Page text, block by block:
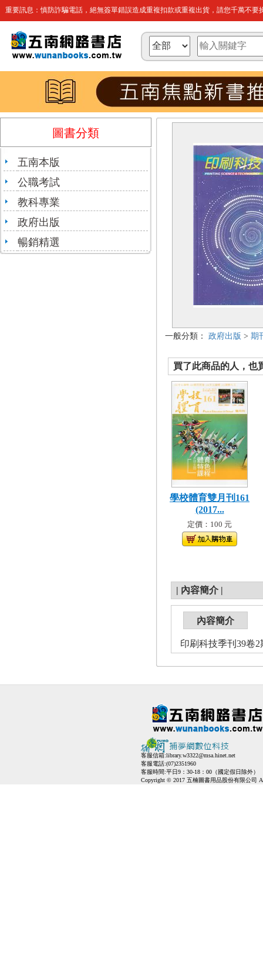
重要訊息：慎防詐騙電話，絕無簽單錯誤造成重複扣款或重複出貨，請您千萬不要
圖書分類
五南本版
公職考試
教科專業
政府出版
暢銷精選
一般分類： 政府出版 > 期
買了此商品的人，也
學校體育雙月刊161
(2017...
定價：100 元
| 內容簡介 |
內容簡介
印刷科技季刊39卷2
客服信箱:library.w3322@msa.hinet.net
客服電話:(07)2351960
客服時間:平日9：30-18：00（國定假日除外）
Copyright © 2017 五楠圖書用品股份有限公司